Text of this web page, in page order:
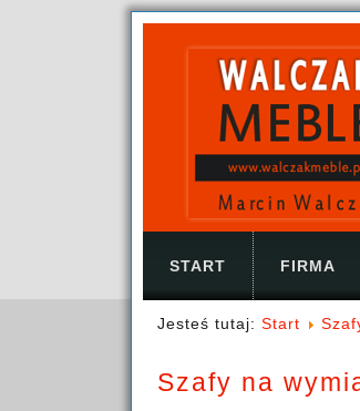
START FIRMA
Jesteś tutaj: Start
Szafy na